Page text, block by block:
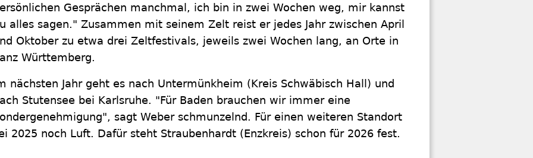
Gesprächen manchmal, ich bin in zwei Wochen weg, mir kannst
alles sagen." Zusammen mit seinem Zelt reist er jedes Jahr zwischen April
Oktober zu etwa drei Zeltfestivals, jeweils zwei Wochen lang, an Orte in
Württemberg.
nächsten Jahr geht es nach Untermünkheim (Kreis Schwäbisch Hall) und
Stutensee bei Karlsruhe. "Für Baden brauchen wir immer eine
sagt Weber schmunzelnd. Für einen weiteren Standort
2025 noch Luft. Dafür steht Straubenhardt (Enzkreis) schon für 2026 fest.